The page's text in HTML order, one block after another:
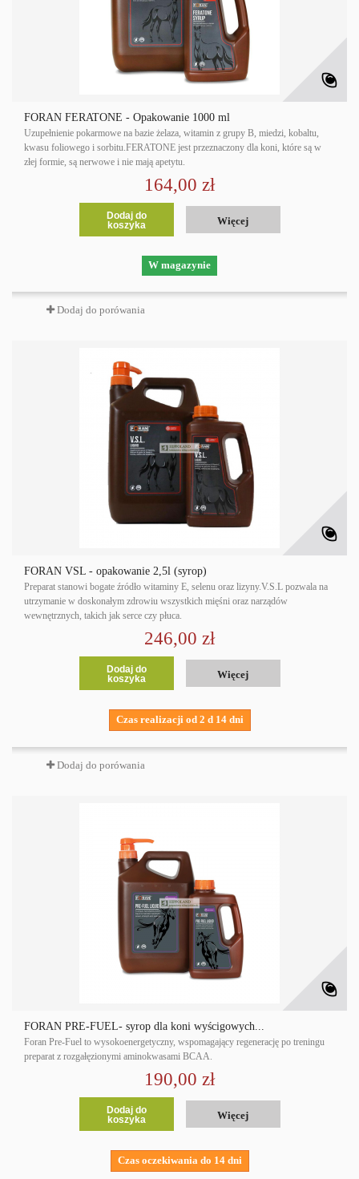
FORAN FERATONE - Opakowanie 1000 ml
Uzupełnienie pokarmowe na bazie żelaza, witamin z grupy B, miedzi, kobaltu,
kwasu foliowego i sorbitu.FERATONE jest przeznaczony dla koni, które są w
złej formie, są nerwowe i nie mają apetytu.
164,00 zł
Dodaj do
koszyka
Więcej
W magazynie
Dodaj do porówania
FORAN VSL - opakowanie 2,5l (syrop)
Preparat stanowi bogate źródło witaminy E, selenu oraz lizyny.V.S.L pozwala na
utrzymanie w doskonałym zdrowiu wszystkich mięśni oraz narządów
wewnętrznych, takich jak serce czy płuca.
246,00 zł
Dodaj do
koszyka
Więcej
Czas realizacji od 2 d 14 dni
Dodaj do porówania
FORAN PRE-FUEL- syrop dla koni wyścigowych...
Foran Pre-Fuel to wysokoenergetyczny, wspomagający regenerację po treningu
preparat z rozgałęzionymi aminokwasami BCAA.
190,00 zł
Dodaj do
koszyka
Więcej
Czas oczekiwania do 14 dni